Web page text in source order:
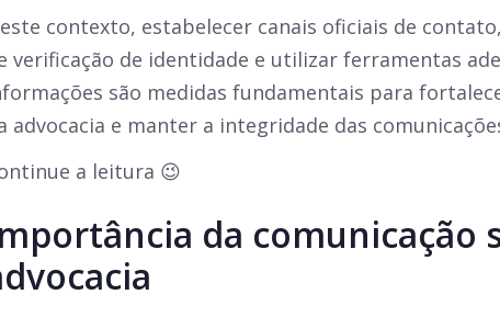
contexto, estabelecer canais oficiais de
verificação de identidade e utilizar ferramentas
são medidas fundamentais para
advocacia e manter a integridade das
a leitura 😉
da comunicação